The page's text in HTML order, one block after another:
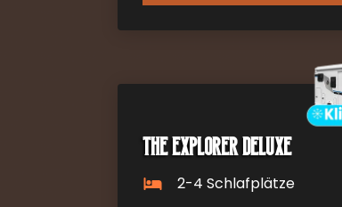
The Explorer Deluxe
2-4 Schlafplätze